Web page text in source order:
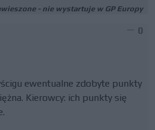
- nie wystartuje w GP Europy
0
ewentualne zdobyte punkty
Kierowcy: ich punkty się